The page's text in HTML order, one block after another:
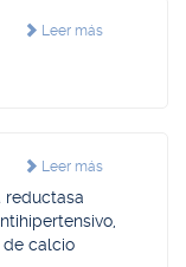
Leer más
Leer más
reductasa
de calcio